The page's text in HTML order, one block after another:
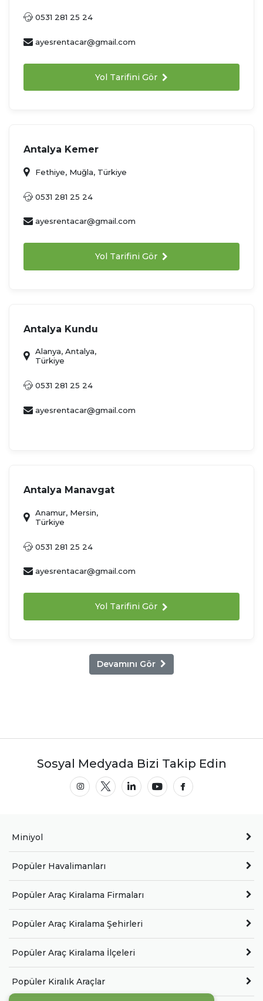
0531 281 25 24
ayesrentacar@gmail.com
Yol Tarifini Gör
Antalya Kemer
Fethiye, Muğla, Türkiye
0531 281 25 24
ayesrentacar@gmail.com
Yol Tarifini Gör
Antalya Kundu
Alanya, Antalya,
Türkiye
0531 281 25 24
ayesrentacar@gmail.com
Antalya Manavgat
Anamur, Mersin,
Türkiye
0531 281 25 24
ayesrentacar@gmail.com
Yol Tarifini Gör
Devamını Gör
Sosyal Medyada Bizi Takip Edin
Miniyol
Popüler Havalimanları
Popüler Araç Kiralama Firmaları
Popüler Araç Kiralama Şehirleri
Popüler Araç Kiralama İlçeleri
Popüler Kiralık Araçlar